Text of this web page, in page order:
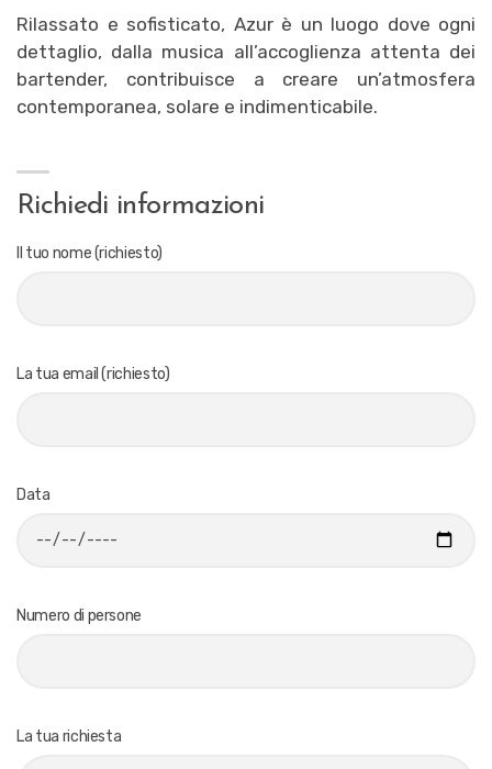
Rilassato e sofisticato, Azur è un luogo dove ogni
dettaglio, dalla musica all’accoglienza attenta dei
bartender, contribuisce a creare un’atmosfera
contemporanea, solare e indimenticabile.
Richiedi informazioni
Il tuo nome (richiesto)
La tua email (richiesto)
Data
Numero di persone
La tua richiesta